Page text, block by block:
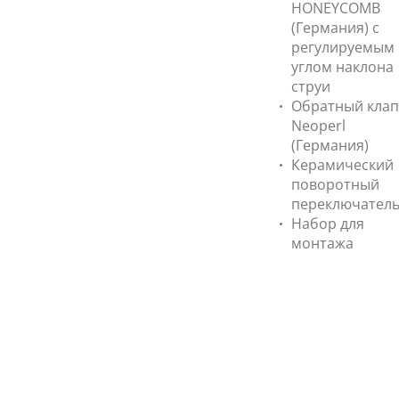
HONEYCOMB
(Германия) с
регулируемым
углом наклона
струи
Обратный
Neoperl
(Германия)
Керамический
поворотный
переключатель
Набор для
монтажа